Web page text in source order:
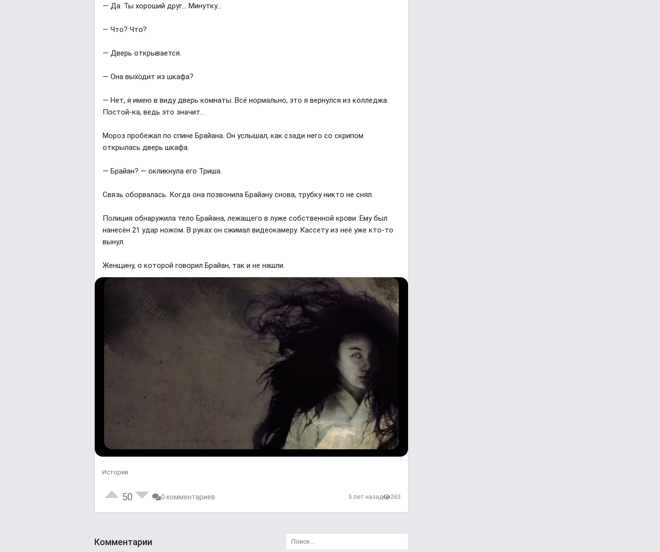
— Да. Ты хороший друг… Минутку…
— Что? Что?
— Дверь открывается.
— Она выходит из шкафа?
— Нет, я имею в виду дверь комнаты. Всё нормально, это я вернулся из колледжа.
Постой-ка, ведь это значит…
Мороз пробежал по спине Брайана. Он услышал, как сзади него со скрипом
открылась дверь шкафа.
— Брайан? — окликнула его Триша.
Связь оборвалась. Когда она позвонила Брайану снова, трубку никто не снял.
Полиция обнаружила тело Брайана, лежащего в луже собственной крови. Ему был
нанесён 21 удар ножом. В руках он сжимал видеокамеру. Кассету из неё уже кто-то
вынул.
Женщину, о которой говорил Брайан, так и не нашли.
Истории
50 0 комментариев 5 лет назад 263
Комментарии